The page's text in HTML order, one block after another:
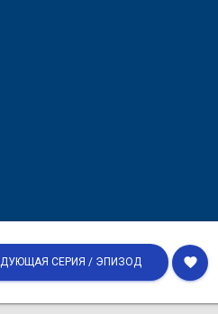
СЕРИЯ / ЭПИЗОД favorite